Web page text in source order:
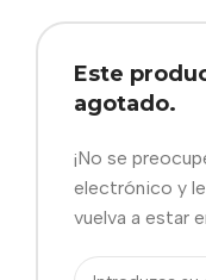
Este
agotado.
¡No se
electrónico y
vuelva a estar